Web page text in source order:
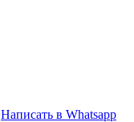
Написать в Whatsapp